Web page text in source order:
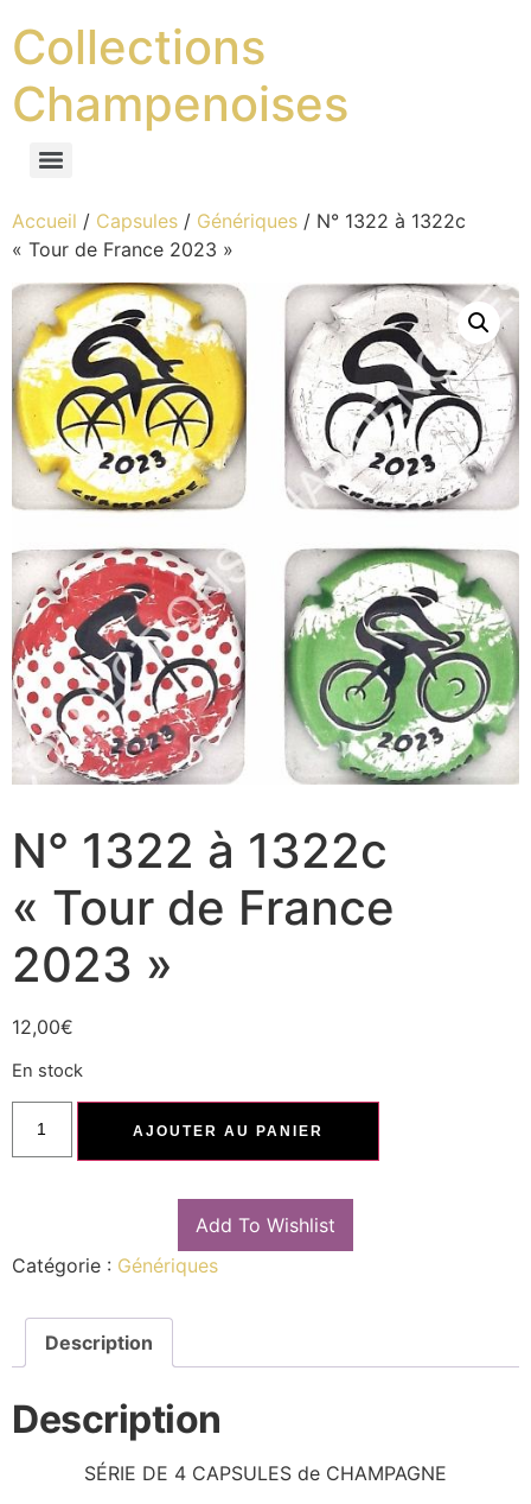
Collections
Champenoises
Accueil / Capsules / Génériques / N° 1322 à 1322c
« Tour de France 2023 »
N° 1322 à 1322c
« Tour de France
2023 »
12,00€
En stock
AJOUTER AU PANIER
Add To Wishlist
Catégorie : Génériques
Description
Description
SÉRIE DE 4 CAPSULES de CHAMPAGNE